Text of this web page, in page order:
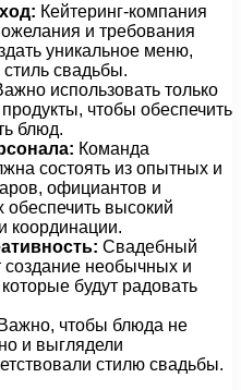
Кейтеринг-компания
и требования
уникальное меню,
свадьбы.
использовать только
чтобы обеспечить
блюд.
Команда
состоять из опытных и
официантов и
высокий
координации.
Свадебный
создание необычных и
будут радовать
Важно, чтобы блюда не
и выглядели
стилю свадьбы.